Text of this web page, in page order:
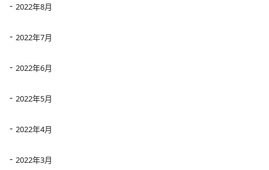
2022年8月
2022年7月
2022年6月
2022年5月
2022年4月
2022年3月